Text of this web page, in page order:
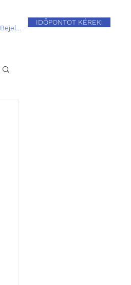
IDŐPONTOT KÉREK!
Bejelentkezés